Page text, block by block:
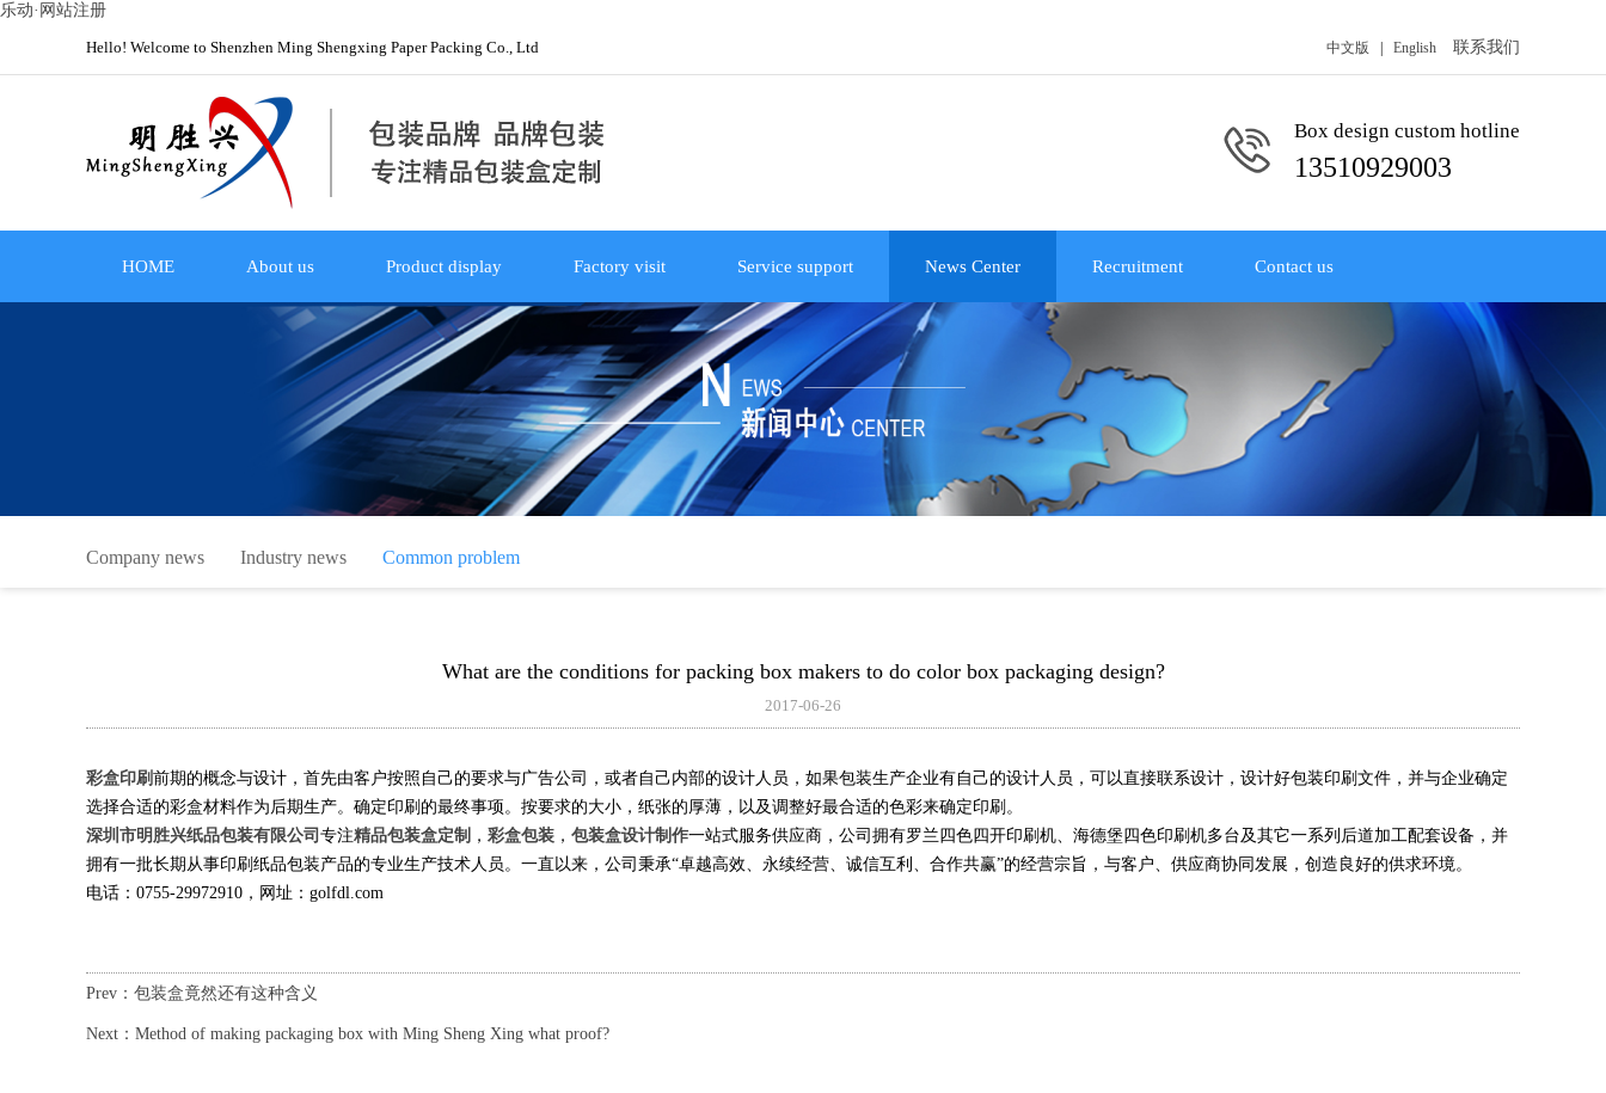
乐动·网站注册
Hello! Welcome to Shenzhen Ming Shengxing Paper Packing Co., Ltd 联系我们
中文版 English
Box design custom hotline
13510929003
HOME About us Product display Factory visit Service support News Center Recruitment Contact us
Company news Industry news Common problem
What are the conditions for packing box makers to do color box packaging design?
2017-06-26
彩盒印刷前期的概念与设计，首先由客户按照自己的要求与广告公司，或者自己内部的设计人员，如果包装生产企业有自己的设计人员，可以直接联系设计，设计好包装印刷文件，并与企业确定
选择合适的彩盒材料作为后期生产。确定印刷的最终事项。按要求的大小，纸张的厚薄，以及调整好最合适的色彩来确定印刷。
深圳市明胜兴纸品包装有限公司 专注精品包装盒定制 ， 彩盒包装 ， 包装盒设计制作一站式服务供应商，公司拥有罗兰四色四开印刷机、海德堡四色印刷机多台及其它一系列后道加工配套设备，并
拥有一批长期从事印刷纸品包装产品的专业生产技术人员。一直以来，公司秉承“卓越高效、永续经营、诚信互利、合作共赢”的经营宗旨，与客户、供应商协同发展，创造良好的供求环境。
电话：0755-29972910，网址：golfdl.com
Prev：包装盒竟然还有这种含义
Next：Method of making packaging box with Ming Sheng Xing what proof?